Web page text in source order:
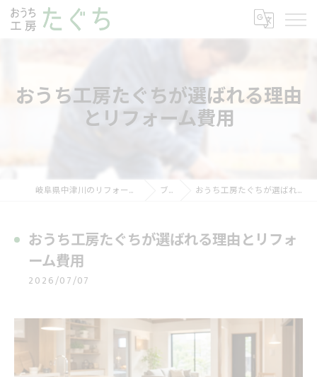
おうち工房たぐちが選ばれる理由
とリフォーム費用
岐阜県中津川のリフォームならおうち工房たぐち ブログ おうち工房たぐちが選ばれる理由とリフォーム費用
おうち工房たぐちが選ばれる理由とリフォ
ーム費用
2026/07/07